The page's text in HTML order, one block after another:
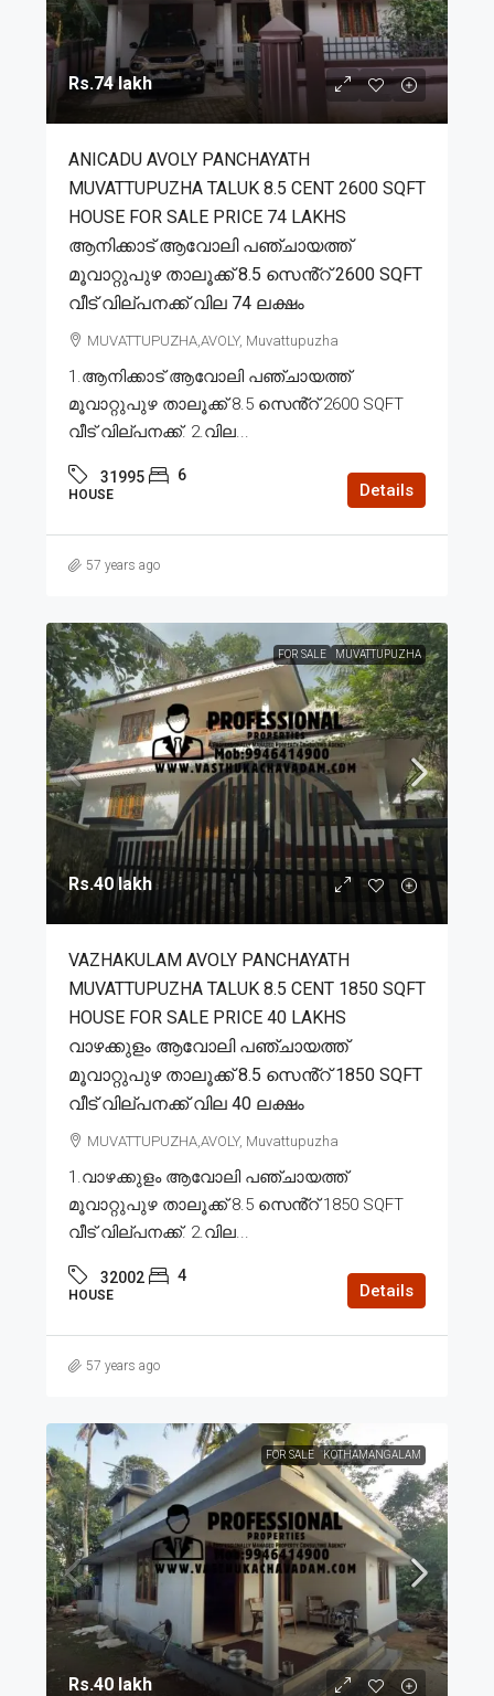
Rs.74 lakh
ANICADU AVOLY PANCHAYATH
MUVATTUPUZHA TALUK 8.5 CENT 2600 SQFT
HOUSE FOR SALE PRICE 74 LAKHS
ആനിക്കാട് ആവോലി പഞ്ചായത്ത്
മൂവാറ്റുപുഴ താലൂക്ക് 8.5 സെൻ്റ് 2600 SQFT
വീട് വില്പനക്ക് വില 74 ലക്ഷം
MUVATTUPUZHA,AVOLY, Muvattupuzha
1.ആനിക്കാട് ആവോലി പഞ്ചായത്ത്
മൂവാറ്റുപുഴ താലൂക്ക് 8.5 സെൻ്റ് 2600 SQFT
വീട് വില്പനക്ക്. 2.വില...
31995 6
HOUSE Details
57 years ago
FOR SALE MUVATTUPUZHA
Rs.40 lakh
VAZHAKULAM AVOLY PANCHAYATH
MUVATTUPUZHA TALUK 8.5 CENT 1850 SQFT
HOUSE FOR SALE PRICE 40 LAKHS
വാഴക്കുളം ആവോലി പഞ്ചായത്ത്
മൂവാറ്റുപുഴ താലൂക്ക് 8.5 സെൻ്റ് 1850 SQFT
വീട് വില്പനക്ക് വില 40 ലക്ഷം
MUVATTUPUZHA,AVOLY, Muvattupuzha
1.വാഴക്കുളം ആവോലി പഞ്ചായത്ത്
മൂവാറ്റുപുഴ താലൂക്ക് 8.5 സെൻ്റ് 1850 SQFT
വീട് വില്പനക്ക്. 2.വില...
32002 4
HOUSE Details
57 years ago
FOR SALE KOTHAMANGALAM
Rs.40 lakh